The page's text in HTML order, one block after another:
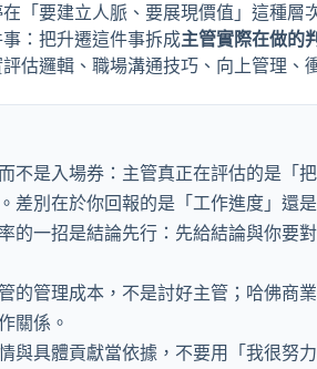
「要建立人脈、要展現價值」這種
：把升遷這件事拆成主管實際在做的
估邏輯、職場溝通技巧、向上管理、
不是入場券：主管真正在評估的是「
差別在於你回報的是「工作進度」還
的一招是結論先行：先給結論與你要
的管理成本，不是討好主管；哈佛商
關係。
與具體貢獻當依據，不要用「我很努